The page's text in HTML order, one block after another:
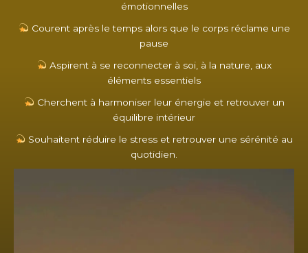
émotionnelles
Courent après le temps alors que le corps réclame une
pause
Aspirent à se reconnecter à soi, à la nature, aux
éléments essentiels
Cherchent à harmoniser leur énergie et retrouver un
équilibre intérieur
Souhaitent réduire le stress et retrouver une sérénité au
quotidien.